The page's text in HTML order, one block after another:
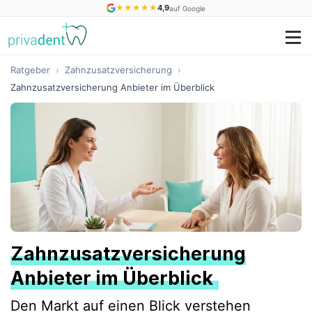
★ ★ ★ ★ ★4,9auf Google
Ratgeber › Zahnzusatzversicherung
›
Zahnzusatzversicherung Anbieter im Überblick
Zahnzusatzversicherung
Anbieter im Überblick
Den Markt auf einen Blick verstehen